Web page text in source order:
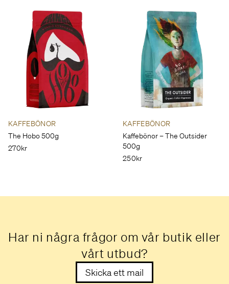
KAFFEBÖNOR
The Hobo 500g
270kr
KAFFEBÖNOR
Kaffebönor – The Outsider
500g
250kr
Har ni några frågor om vår butik eller
vårt utbud?
Skicka ett mail